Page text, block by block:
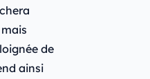
de
ainsi